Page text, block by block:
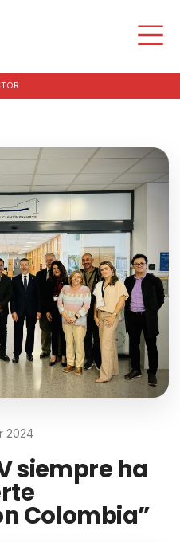
2024
siempre ha
Colombia”